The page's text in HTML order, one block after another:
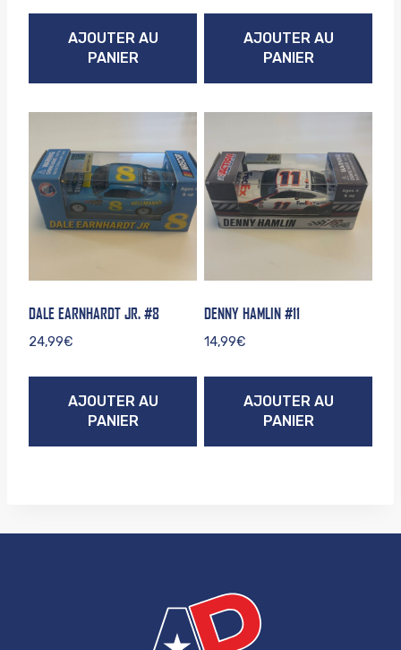
AJOUTER AU
PANIER
AJOUTER AU
PANIER
DALE EARNHARDT JR. #8
24,99€
AJOUTER AU
PANIER
DENNY HAMLIN #11
14,99€
AJOUTER AU
PANIER